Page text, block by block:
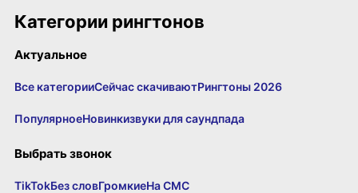
Категории рингтонов
Актуальное
Все категорииСейчас скачиваютРингтоны 2026
ПопулярноеНовинкизвуки для саундпада
Выбрать звонок
TikTokБез словГромкиеНа СМС